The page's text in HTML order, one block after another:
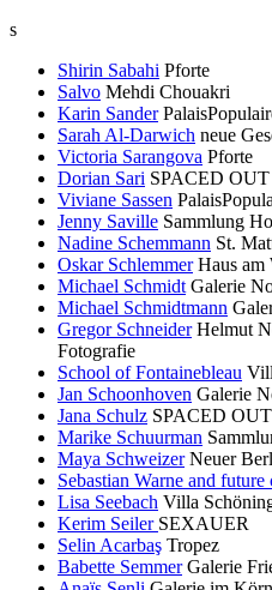
s
Shirin Sabahi Pforte
Salvo Mehdi Chouakri
Karin Sander
Sarah Al-Darwich neue
Victoria Sarangova Pforte
Dorian Sari SPACED
Viviane Sassen
Jenny Saville Sammlung
Nadine Schemmann St.
Oskar Schlemmer Haus am
Michael Schmidt Galerie
Michael Schmidtmann
Gregor Schneider Helmut
Fotografie
School of Fontainebleau
Jan Schoonhoven Galerie
Jana Schulz SPACED
Marike Schuurman
Maya Schweizer Neuer
Sebastian Warne and
Lisa Seebach Villa
Kerim Seiler SEXAUER
Selin Acarbaş Tropez
Babette Semmer Galerie